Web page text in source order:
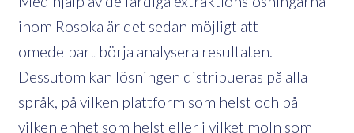
inom Rosoka är det sedan möjligt att
omedelbart börja analysera resultaten.
Dessutom kan lösningen distribueras på alla
språk, på vilken plattform som helst och på
vilken enhet som helst eller i vilket moln som